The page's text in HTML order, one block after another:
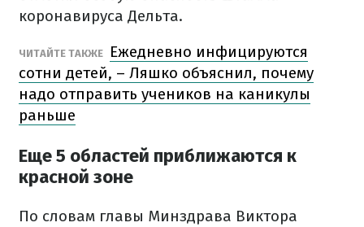
коронавируса Дельта.
ЧИТАЙТЕ ТАКЖЕ
Ежедневно инфицируются
сотни детей, – Ляшко объяснил, почему
надо отправить учеников на каникулы
раньше
Еще 5 областей приближаются к
красной зоне
По словам главы Минздрава Виктора